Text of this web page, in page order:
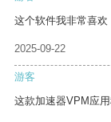
这个软件我非常喜欢
2025-09-22
游客
这款加速器VPM应